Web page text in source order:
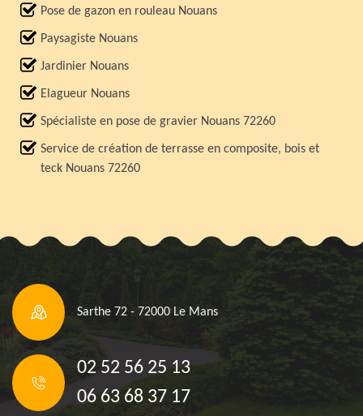
Pose de gazon en rouleau Nouans
Paysagiste Nouans
Jardinier Nouans
Elagueur Nouans
Spécialiste en pose de gravier Nouans 72260
Service de création de terrasse en composite, bois et
teck Nouans 72260
Sarthe 72 - 72000 Le Mans
02 52 56 25 13
06 63 68 37 17